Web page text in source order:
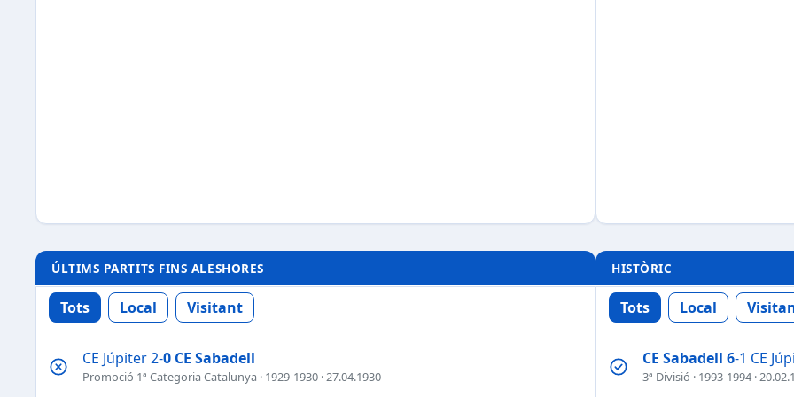
ÚLTIMS PARTITS FINS ALESHORES
Tots Local Visitant
CE Júpiter 2-0 CE Sabadell
Promoció 1ª Categoria Catalunya · 1929-1930 · 27.04.1930
HISTÒRIC
Tots Local
CE Sabadell 6-1 CE
3ª Divisió · 1993-1994 ·